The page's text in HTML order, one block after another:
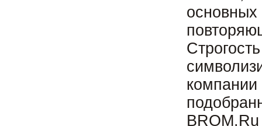
основных
компании